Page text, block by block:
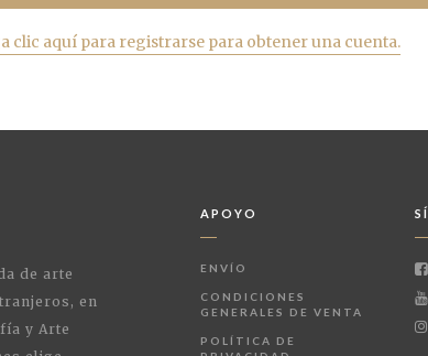
clic aquí para registrarse para obtener una cuenta.
de arte
en
y Arte
APOYO
ENVÍO
CONDICIONES
GENERALES DE VENTA
POLÍTICA DE